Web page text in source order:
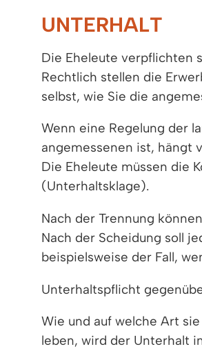
UNTERHALT
Die Eheleute verpflichten
Rechtlich stellen die
selbst, wie Sie die
Wenn eine Regelung der
angemessenen ist, hängt
Die Eheleute müssen die
(Unterhaltsklage).
Nach der Trennung
Nach der Scheidung soll
beispielsweise der Fall,
Unterhaltspflicht
Wie und auf welche Art
leben, wird der Unterhalt